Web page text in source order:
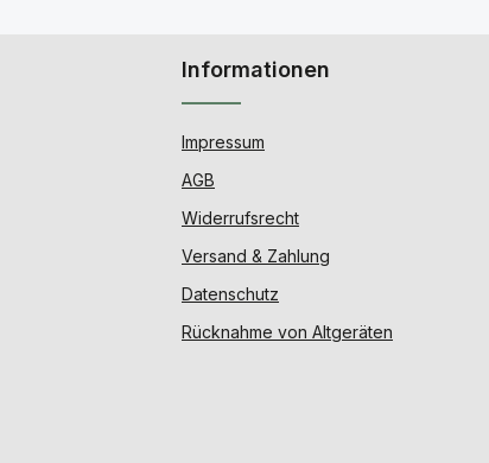
Informationen
Impressum
AGB
Widerrufsrecht
Versand & Zahlung
Datenschutz
Rücknahme von Altgeräten